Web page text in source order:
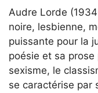
Audre Lorde
noire, lesbienne,
puissante pour la
poésie et sa
sexisme, le
se caractérise par